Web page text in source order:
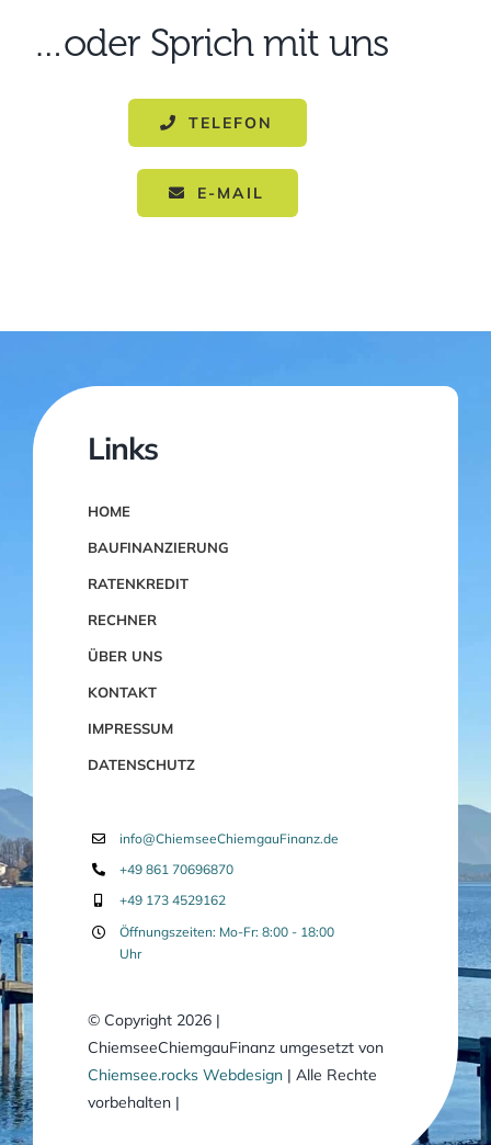
…oder Sprich mit uns
TELEFON
E-MAIL
Links
HOME
BAUFINANZIERUNG
RATENKREDIT
RECHNER
ÜBER UNS
KONTAKT
IMPRESSUM
DATENSCHUTZ
info@ChiemseeChiemgauFinanz.de
+49 861 70696870
+49 173 4529162
Öffnungszeiten: Mo-Fr: 8:00 - 18:00
Uhr
© Copyright 2026 |
ChiemseeChiemgauFinanz umgesetzt von
Chiemsee.rocks Webdesign| Alle Rechte
vorbehalten |